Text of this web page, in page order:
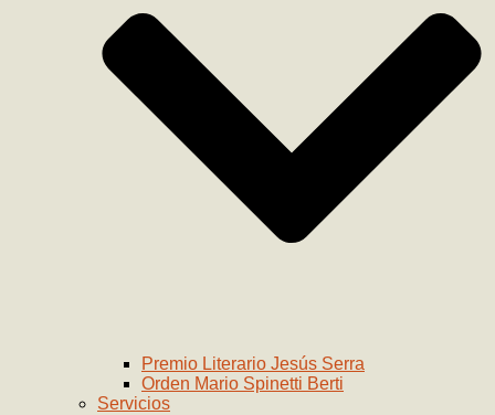
Premio Literario Jesús Serra
Orden Mario Spinetti Berti
Servicios